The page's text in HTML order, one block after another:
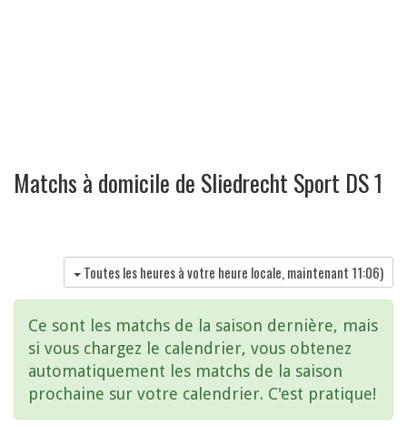
Matchs à domicile de Sliedrecht Sport DS 1
Toutes les heures à votre heure locale, maintenant 11:06)
Ce sont les matchs de la saison dernière, mais
si vous chargez le calendrier, vous obtenez
automatiquement les matchs de la saison
prochaine sur votre calendrier. C'est pratique!